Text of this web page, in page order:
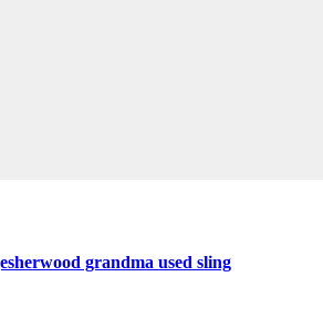
grandma used sling